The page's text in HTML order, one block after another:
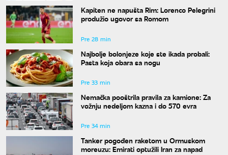
Kapiten ne napušta Rim: Lorenco Pelegrini
produžio ugovor sa Romom
Pre 28 min
Najbolje bolonjeze koje ste ikada probali:
Pasta koja obara sa nogu
Pre 33 min
Nemačka pooštrila pravila za kamione: Za
vožnju nedeljom kazna i do 570 evra
Pre 34 min
Tanker pogođen raketom u Ormuskom
moreuzu: Emirati optužili Iran za napad